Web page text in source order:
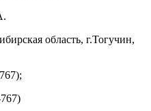
область, г.Тогучин,